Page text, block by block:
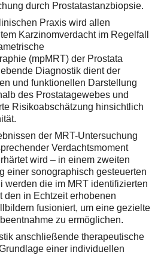
durch Prostatastanzbiopsie.
Praxis wird allen
Karzinomverdacht im Regelfall
(mpMRT) der Prostata
Diagnostik dient der
und funktionellen Darstellung
des Prostatagewebes und
Risikoabschätzung hinsichtlich
der MRT-Untersuchung
Verdachtsmoment
wird – in einem zweiten
einer sonographisch gesteuerten
werden die im MRT identifizierten
den in Echtzeit erhobenen
fusioniert, um eine gezielte
zu ermöglichen.
anschließende therapeutische
einer individuellen